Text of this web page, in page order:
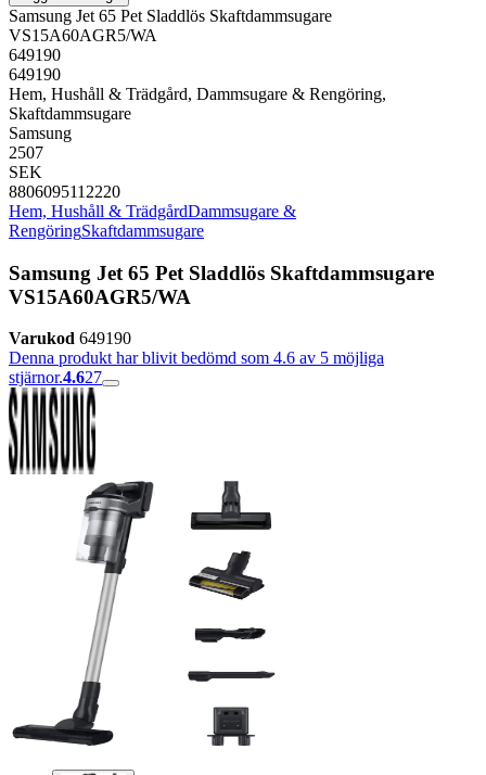
Samsung Jet 65 Pet Sladdlös Skaftdammsugare
VS15A60AGR5/WA
649190
649190
Hem, Hushåll & Trädgård, Dammsugare & Rengöring,
Skaftdammsugare
Samsung
2507
SEK
8806095112220
Hem, Hushåll & TrädgårdDammsugare &
RengöringSkaftdammsugare
Samsung Jet 65 Pet Sladdlös Skaftdammsugare
VS15A60AGR5/WA
Varukod 649190
Denna produkt har blivit bedömd som 4.6 av 5 möjliga
stjärnor.4.627